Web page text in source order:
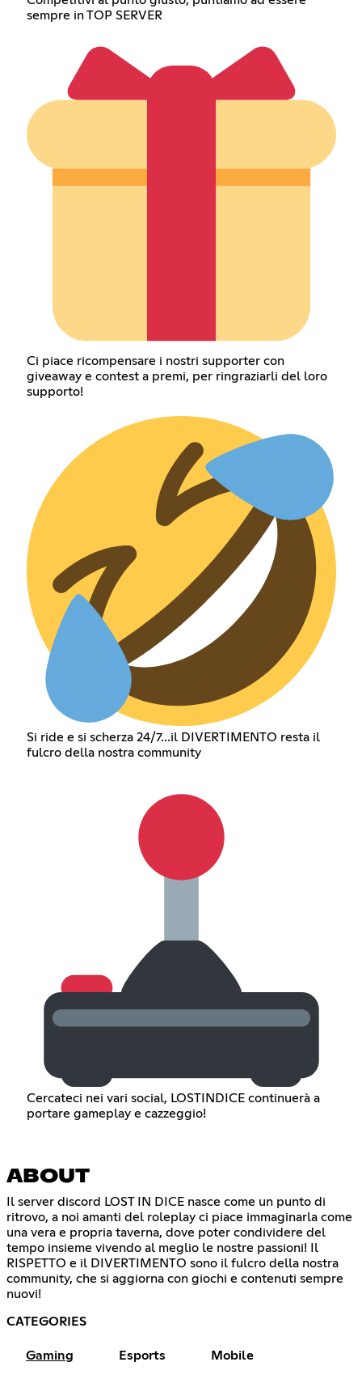
sempre in TOP SERVER
Ci piace ricompensare i nostri supporter con
giveaway e contest a premi, per ringraziarli del loro
supporto!
Si ride e si scherza 24/7...il DIVERTIMENTO resta il
fulcro della nostra community
Cercateci nei vari social, LOSTINDICE continuerà a
portare gameplay e cazzeggio!
ABOUT
Il server discord LOST IN DICE nasce come un punto di
ritrovo, a noi amanti del roleplay ci piace immaginarla come
una vera e propria taverna, dove poter condividere del
tempo insieme vivendo al meglio le nostre passioni! Il
RISPETTO e il DIVERTIMENTO sono il fulcro della nostra
community, che si aggiorna con giochi e contenuti sempre
nuovi!
CATEGORIES
Gaming Esports Mobile